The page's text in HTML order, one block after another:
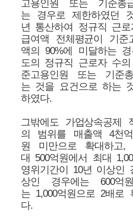
고용인원 또는 기준총
는 경우로 제한하였던
년 통산하여 정규직 근
급여액 전체평균이 기준
액의 90%에 미달하는
도의 정규직 근로자 수
준고용인원 또는 기준
는 것을 요건으로 하는
하였다.
그밖에도 가업상속공제
의 범위를 매출액 4천
원 미만으로 확대하고,
대 500억원에서 최대
영위기간이 10년 이상인
상인 경우에는 600억
는 1,000억원으로 2배로
다.